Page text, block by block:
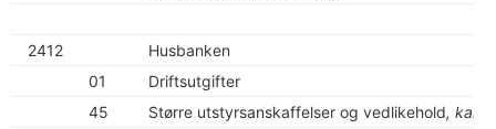
2412
Husbanken
01
Driftsutgifter
45
Større utstyrsanskaffelser og vedlikehold, kan